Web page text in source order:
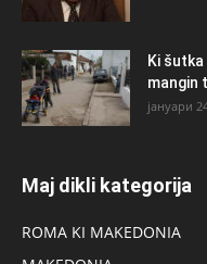
Ki
mangin
јануари
Maj dikli kategorija
ROMA KI MAKEDONIA